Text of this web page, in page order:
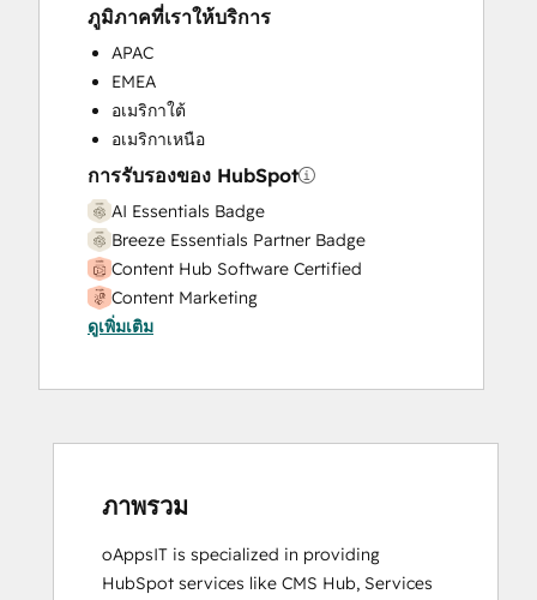
Sales and Marketing Alignment
Sales Coaching and Training
Sales Enablement
Search Engine Optimization
Social Media
Video Production
Website Design
Website Development
Website Migration
ภูมิภาคที่เราให้บริการ
APAC
EMEA
อเมริกาใต้
อเมริกาเหนือ
การรับรองของ HubSpot
AI Essentials Badge
Breeze Essentials Partner Badge
Content Hub Software Certified
Content Marketing
CRM Data Migration Certification
Digital Advertising
Email Marketing Certification
Frictionless Sales
HubSpot CMS for Developers II
HubSpot Content Hub Software
ดูเพิ่มเติม
ภาพรวม
oAppsIT is specialized in providing
HubSpot services like CMS Hub, Services